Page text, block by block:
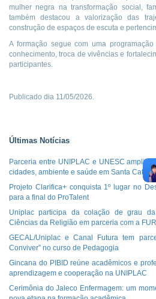
mulher negra na transformação social,
também destacou a valorização das
construção de espaços de escuta e
A formação segue com uma
conhecimento, troca de vivências e
participantes.
Publicado dia 11/05/2026.
Últimas Notícias
Parceria entre UNIPLAC e UNESC amplia
cidades, ambiente e saúde em Santa
Projeto Clarifica+ conquista 1º lugar no
para a final do ProTalent
Uniplac participa da colação de grau
Ciências da Religião em parceria com a
GECAL/Uniplac e Canal Futura tem
Conviver” no curso de Pedagogia
Gincana do PIBID reúne acadêmicos e
aprendizagem e cooperação na UNIPLAC
Cerimônia do Jaleco Enfermagem: um